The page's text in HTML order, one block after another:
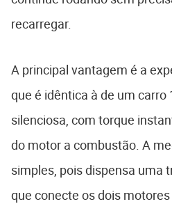
recarregar.
A principal vantagem é a
que é idêntica à de um carro
silenciosa, com torque
do motor a combustão. A
simples, pois dispensa uma
que conecte os dois